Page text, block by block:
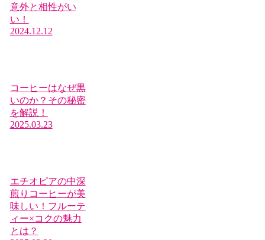
意外と相性がい
い！
2024.12.12
コーヒーはなぜ黒
いのか？その秘密
を解説！
2025.03.23
エチオピアの中深
煎りコーヒーが美
味しい！フルーテ
ィー×コクの魅力
とは？